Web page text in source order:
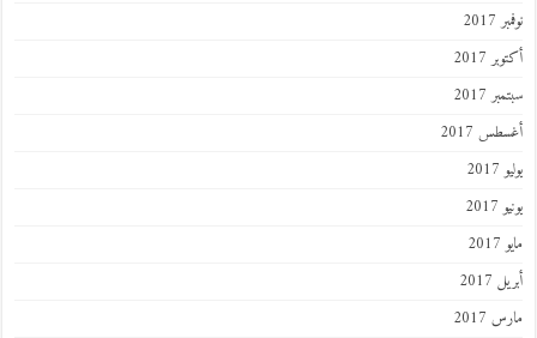
نوفمبر 2017
أكتوبر 2017
سبتمبر 2017
أغسطس 2017
يوليو 2017
يونيو 2017
مايو 2017
أبريل 2017
مارس 2017